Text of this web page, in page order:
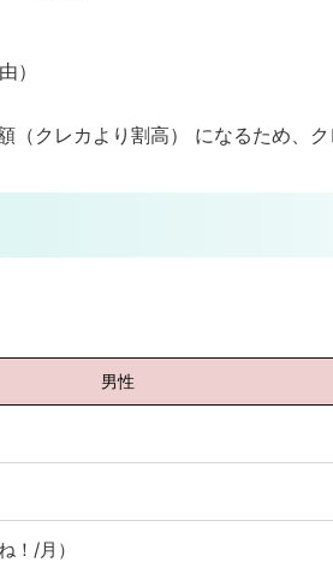
）
クレカより割高） になるため、
男性
！/月）